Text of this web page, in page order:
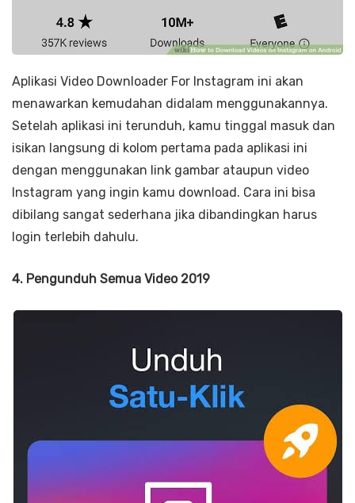
Aplikasi Video Downloader For Instagram ini akan
menawarkan kemudahan didalam menggunakannya.
Setelah aplikasi ini terunduh, kamu tinggal masuk dan
isikan langsung di kolom pertama pada aplikasi ini
dengan menggunakan link gambar ataupun video
Instagram yang ingin kamu download. Cara ini bisa
dibilang sangat sederhana jika dibandingkan harus
login terlebih dahulu.
4. Pengunduh Semua Video 2019